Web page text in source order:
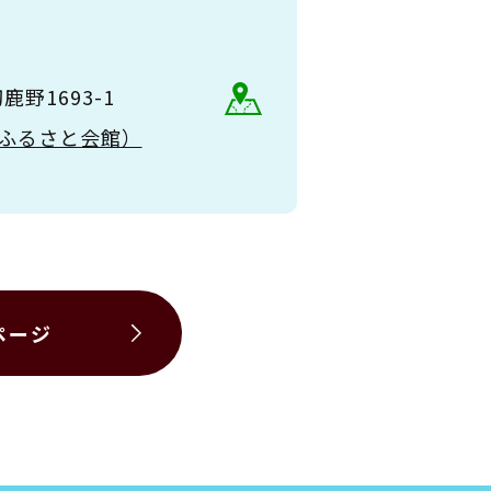
野1693-1
さと会館）
ージ